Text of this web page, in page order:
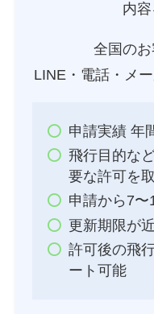
内
全国の
LINE・電話・メ
申請実績 年
飛行目的な
要な許可を
申請から7〜
更新期限が
許可後の飛
ート可能